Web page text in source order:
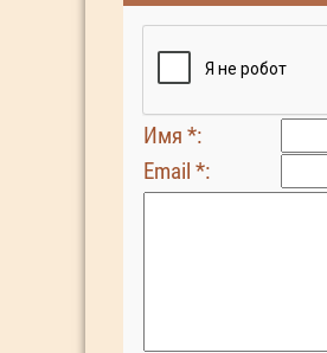
Имя *:
Email *: